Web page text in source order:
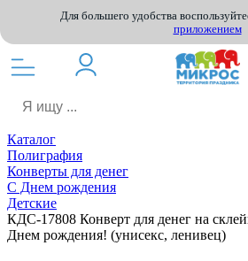
Для большего удобства
приложением
Каталог
Полиграфия
Конверты для денег
С Днем рождения
Детские
КДС-17808 Конверт для денег на
Днем рождения! (унисекс, ленивец)